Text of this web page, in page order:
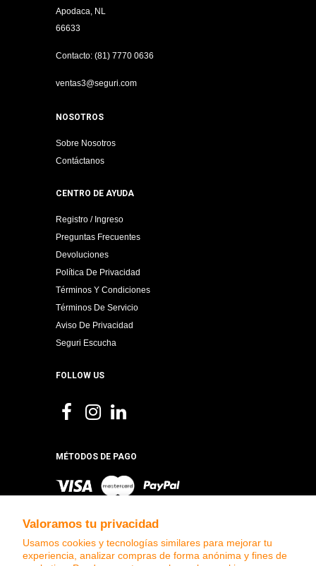
Valoramos tu privacidad
Usamos cookies y tecnologías similares para mejorar tu
experiencia, analizar compras de forma anónima y fines de
Apodaca, NL
66633
Contacto: (81) 7770 0636
ventas3@seguri.com
NOSOTROS
Sobre Nosotros
Contáctanos
CENTRO DE AYUDA
Registro / Ingreso
Preguntas Frecuentes
Devoluciones
Política De Privacidad
Términos Y Condiciones
Términos De Servicio
Aviso De Privacidad
Seguri Escucha
FOLLOW US
MÉTODOS DE PAGO